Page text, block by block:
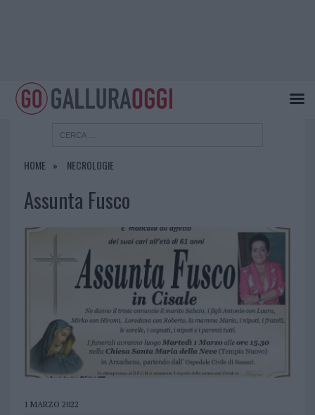
HOME NECROLOGIE
Assunta Fusco
1 MARZO 2022